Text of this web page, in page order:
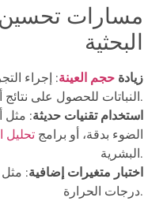
مسارات تحسين
البحثية
زيادة حجم العينة: إجراء
النباتات للحصول على نتائج أكثر دقة.
استخدام تقنيات حديثة: مثل
الضوء بدقة، أو برامج تحليل
البشرية.
اختبار متغيرات إضافية: مثل
درجات الحرارة.